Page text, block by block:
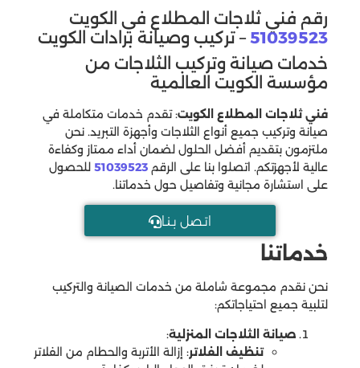
رقم فني ثلاجات المطلاع في الكويت
51039523 – تركيب وصيانة برادات الكويت
خدمات صيانة وتركيب الثلاجات من
مؤسسة الكويت العالمية
فني ثلاجات المطلاع الكويت: تقدم خدمات متكاملة في
صيانة وتركيب جميع أنواع الثلاجات وأجهزة التبريد. نحن
ملتزمون بتقديم أفضل الحلول لضمان أداء ممتاز وكفاءة
عالية لأجهزتكم. اتصلوا بنا على الرقم 51039523 للحصول
على استشارة مجانية وتفاصيل حول خدماتنا.
اتـصل بـنـا
خدماتنا
نحن نقدم مجموعة شاملة من خدمات الصيانة والتركيب
لتلبية جميع احتياجاتكم:
صيانة الثلاجات المنزلية:
تنظيف الفلاتر: إزالة الأتربة والحطام من الفلاتر